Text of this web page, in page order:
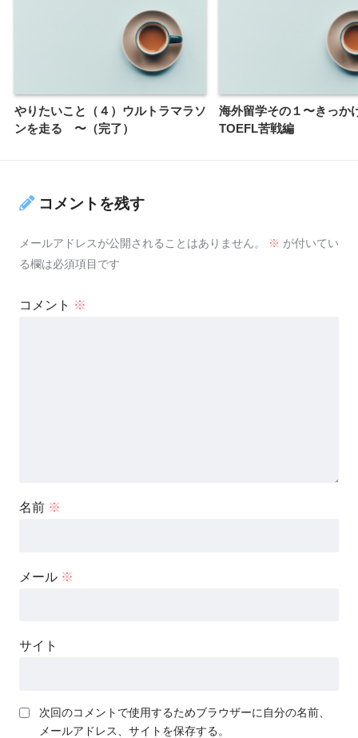
やりたいこと（４）ウルトラマラソ
ンを走る 〜（完了）
海外留学その１〜きっか
TOEFL苦戦編
コメントを残す
メールアドレスが公開されることはありません。 ※ が付いてい
る欄は必須項目です
コメント ※
名前 ※
メール ※
サイト
次回のコメントで使用するためブラウザーに自分の名前、
メールアドレス、サイトを保存する。